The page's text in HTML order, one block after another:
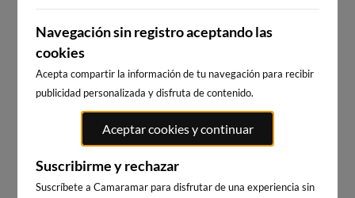
WEBCAM PLATJA BELLAVISTA,
CIUTADELLA DE MENORCA
WEBCAMS CERCANAS
Navegación sin registro aceptando las
cookies
Acepta compartir la información de tu navegación para recibir
publicidad personalizada y disfruta de contenido.
Aceptar cookies y continuar
Suscribirme y rechazar
Suscríbete a Camaramar para disfrutar de una experiencia sin